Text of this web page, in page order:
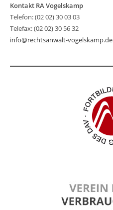
Kontakt RA Vogelskamp
Telefon: (02 02) 30 03 03
Telefax: (02 02) 30 56 32
info@rechtsanwalt-vogelskamp.de